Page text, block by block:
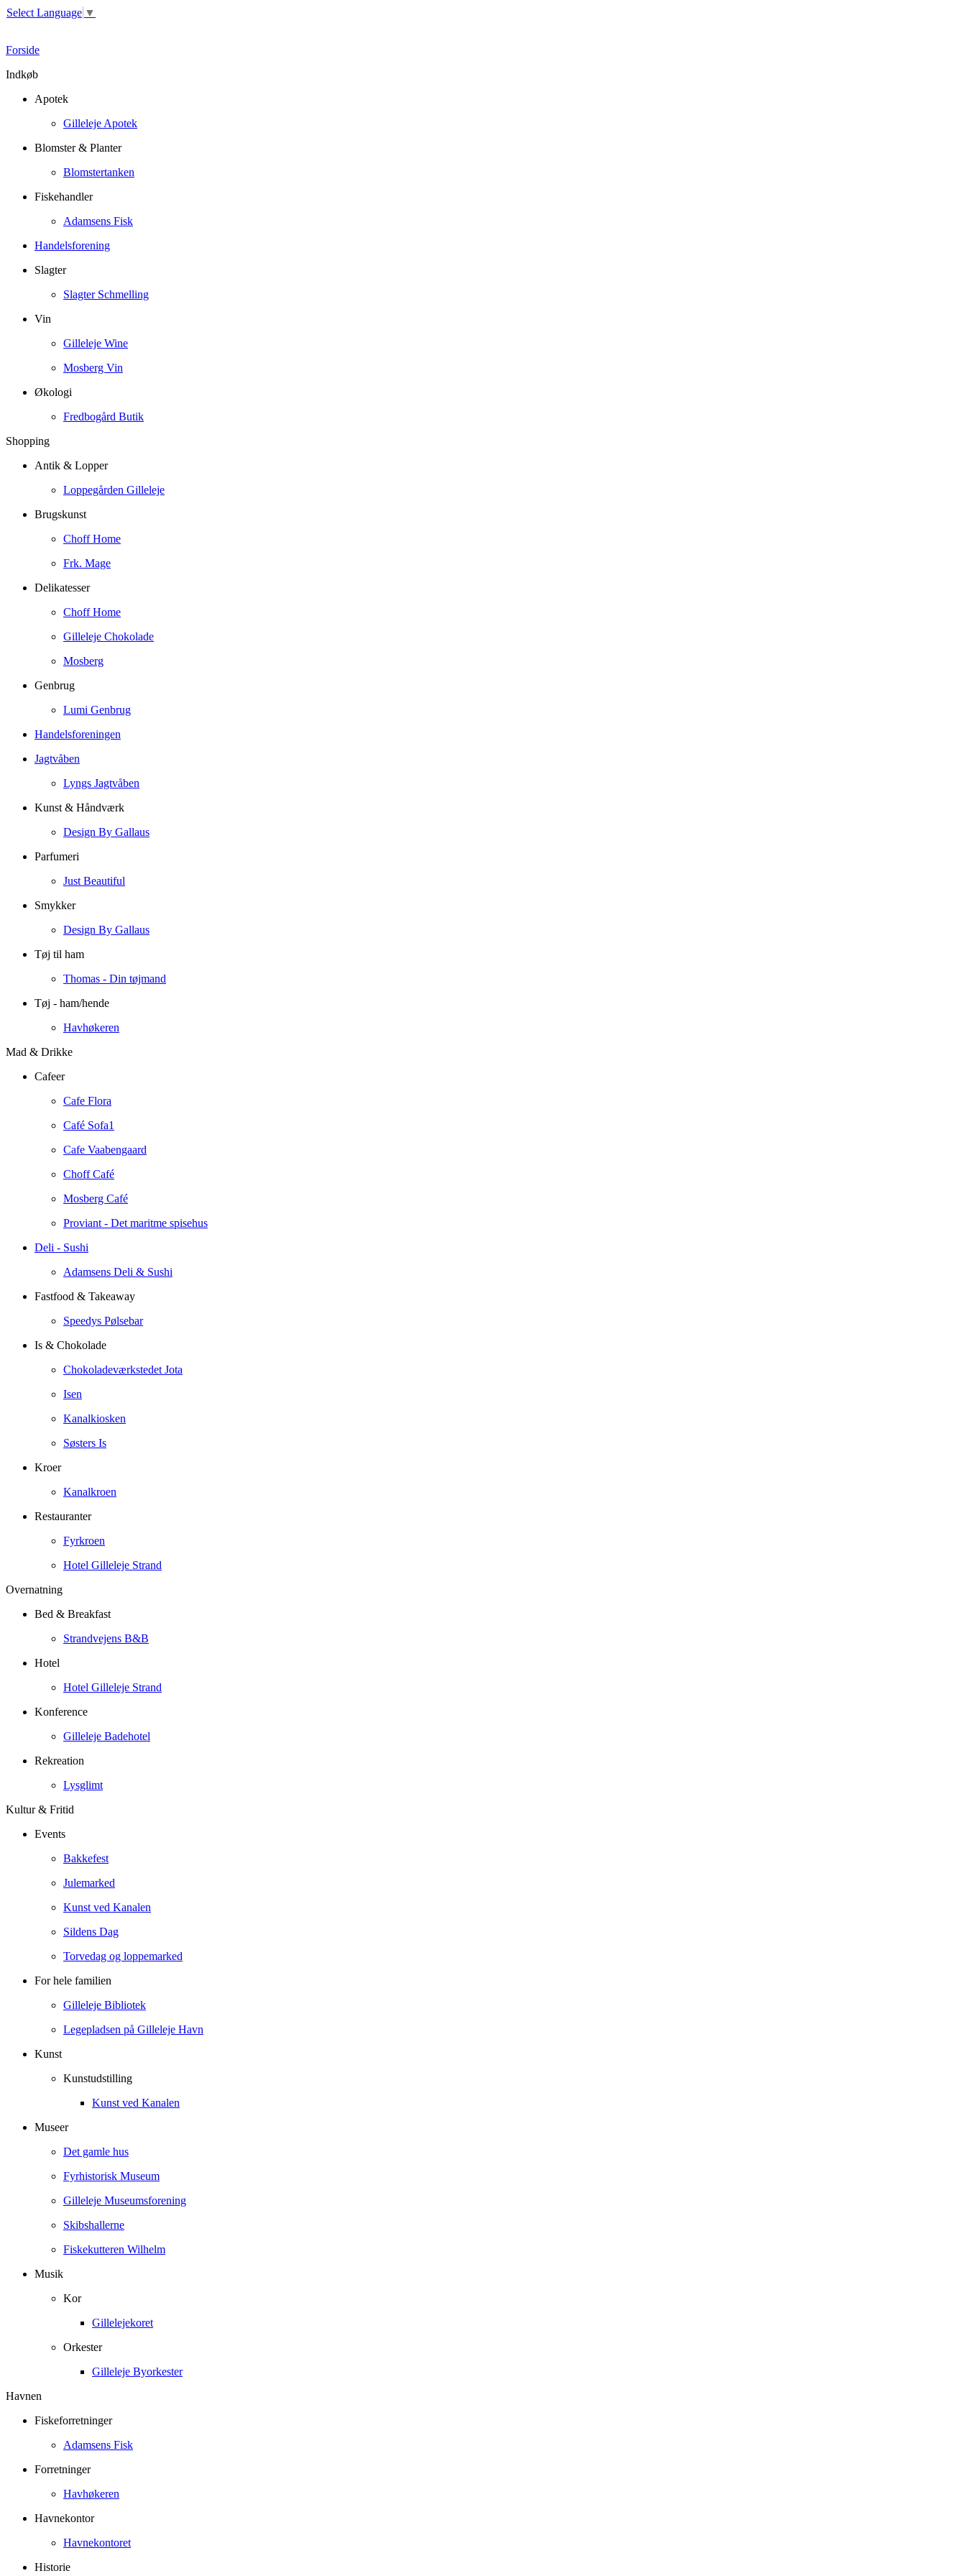
Select Language ▼
Forside
Indkøb
Apotek
Gilleleje Apotek
Blomster & Planter
Blomstertanken
Fiskehandler
Adamsens Fisk
Handelsforening
Slagter
Slagter Schmelling
Vin
Gilleleje Wine
Mosberg Vin
Økologi
Fredbogård Butik
Shopping
Antik & Lopper
Loppegården Gilleleje
Brugskunst
Choff Home
Frk. Mage
Delikatesser
Choff Home
Gilleleje Chokolade
Mosberg
Genbrug
Lumi Genbrug
Handelsforeningen
Jagtvåben
Lyngs Jagtvåben
Kunst & Håndværk
Design By Gallaus
Parfumeri
Just Beautiful
Smykker
Design By Gallaus
Tøj til ham
Thomas - Din tøjmand
Tøj - ham/hende
Havhøkeren
Mad & Drikke
Cafeer
Cafe Flora
Café Sofa1
Cafe Vaabengaard
Choff Café
Mosberg Café
Proviant - Det maritme spisehus
Deli - Sushi
Adamsens Deli & Sushi
Fastfood & Takeaway
Speedys Pølsebar
Is & Chokolade
Chokoladeværkstedet Jota
Isen
Kanalkiosken
Søsters Is
Kroer
Kanalkroen
Restauranter
Fyrkroen
Hotel Gilleleje Strand
Overnatning
Bed & Breakfast
Strandvejens B&B
Hotel
Hotel Gilleleje Strand
Konference
Gilleleje Badehotel
Rekreation
Lysglimt
Kultur & Fritid
Events
Bakkefest
Julemarked
Kunst ved Kanalen
Sildens Dag
Torvedag og loppemarked
For hele familien
Gilleleje Bibliotek
Legepladsen på Gilleleje Havn
Kunst
Kunstudstilling
Kunst ved Kanalen
Museer
Det gamle hus
Fyrhistorisk Museum
Gilleleje Museumsforening
Skibshallerne
Fiskekutteren Wilhelm
Musik
Kor
Gillelejekoret
Orkester
Gilleleje Byorkester
Havnen
Fiskeforretninger
Adamsens Fisk
Forretninger
Havhøkeren
Havnekontor
Havnekontoret
Historie